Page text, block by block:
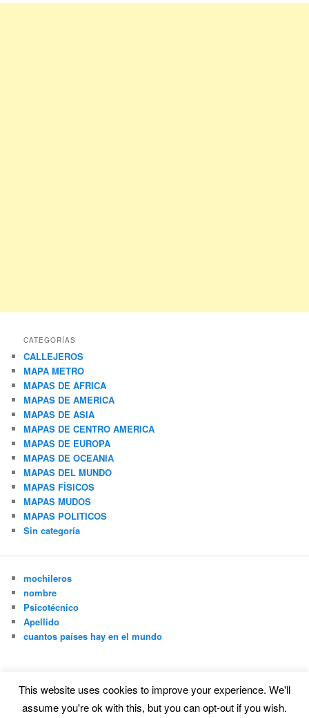
CATEGORÍAS
CALLEJEROS
MAPA METRO
MAPAS DE AFRICA
MAPAS DE AMERICA
MAPAS DE ASIA
MAPAS DE CENTRO AMERICA
MAPAS DE EUROPA
MAPAS DE OCEANIA
MAPAS DEL MUNDO
MAPAS FÍSICOS
MAPAS MUDOS
MAPAS POLITICOS
Sin categoría
mochileros
nombre
Psicotécnico
Apellido
cuantos países hay en el mundo
Funciona gracias a WordPress
This website uses cookies to improve your experience. We'll
assume you're ok with this, but you can opt-out if you wish.